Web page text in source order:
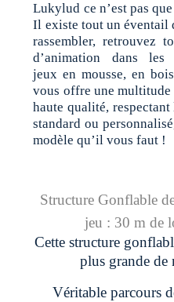
Lukylud ce n’est pas
Il existe tout un éventail
rassembler, retrouvez
d’animation dans les
jeux en mousse, en
vous offre une
haute qualité,
standard ou
modèle qu’il vous faut !
Structure Gonflable
jeu : 30 m de
Cette structure
plus grande de
Véritable parcours